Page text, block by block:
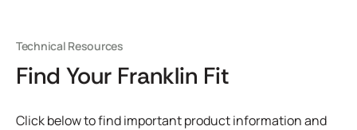
Technical Resources
Find Your Franklin Fit
Click below to find important product information and